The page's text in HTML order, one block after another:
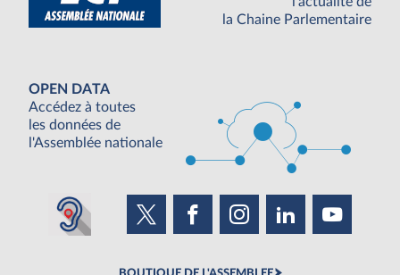
la Chaine Parlementaire
OPEN DATA
Accédez à toutes
les données de
l'Assemblée nationale